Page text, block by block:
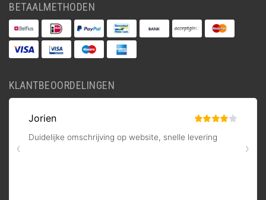
BETAALMETHODEN
KLANTBEOORDELINGEN